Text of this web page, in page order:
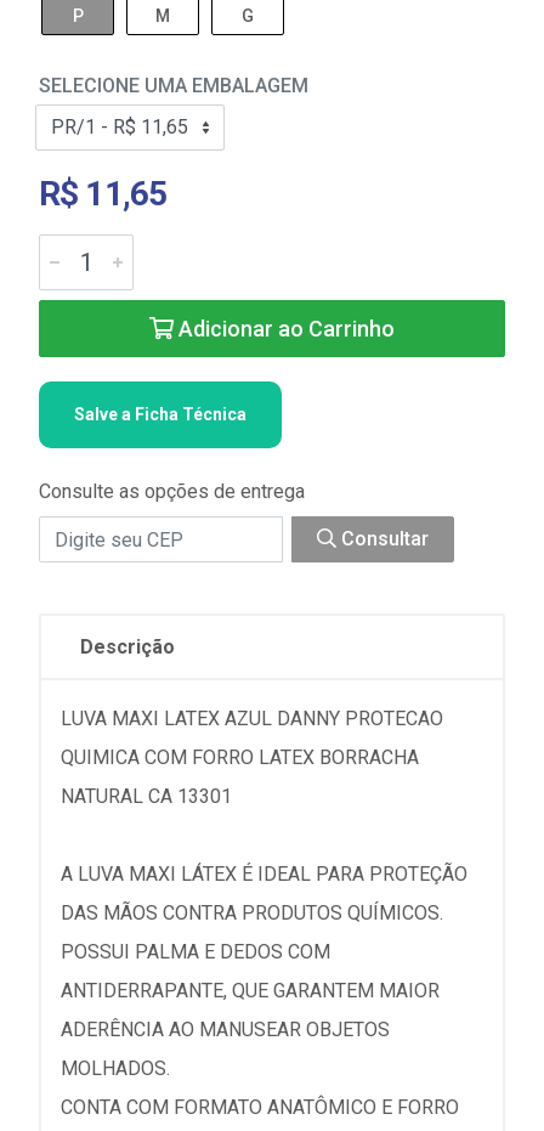
P M G
SELECIONE UMA EMBALAGEM
R$ 11,65
Adicionar ao Carrinho
Salve a Ficha Técnica
Consulte as opções de entrega
Consultar
Descrição
LUVA MAXI LATEX AZUL DANNY PROTECAO
QUIMICA COM FORRO LATEX BORRACHA
NATURAL CA 13301
A LUVA MAXI LÁTEX É IDEAL PARA PROTEÇÃO
DAS MÃOS CONTRA PRODUTOS QUÍMICOS.
POSSUI PALMA E DEDOS COM
ANTIDERRAPANTE, QUE GARANTEM MAIOR
ADERÊNCIA AO MANUSEAR OBJETOS
MOLHADOS.
CONTA COM FORMATO ANATÔMICO E FORRO